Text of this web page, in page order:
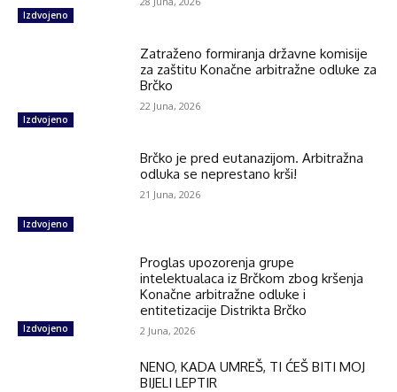
Izdvojeno
Izdvojeno
Zatraženo formiranja državne komisije
za zaštitu Konačne arbitražne odluke za
Brčko
22 Juna, 2026
Izdvojeno
Brčko je pred eutanazijom. Arbitražna
odluka se neprestano krši!
21 Juna, 2026
Izdvojeno
Proglas upozorenja grupe
intelektualaca iz Brčkom zbog kršenja
Konačne arbitražne odluke i
entitetizacije Distrikta Brčko
2 Juna, 2026
NENO, KADA UMREŠ, TI ĆEŠ BITI MOJ
BIJELI LEPTIR